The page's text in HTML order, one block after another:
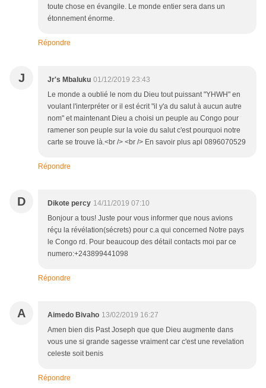
toute chose en évangile. Le monde entier sera dans un
étonnement énorme.
Répondre
J Jr's Mbaluku 01/12/2019 23:43
Le monde a oublié le nom du Dieu tout puissant "YHWH" en
voulant l'interpréter or il est écrit "il y'a du salut à aucun autre
nom" et maintenant Dieu a choisi un peuple au Congo pour
ramener son peuple sur la voie du salut c'est pourquoi notre
carte se trouve là.<br /> <br /> En savoir plus apl 0896070529
Répondre
D Dikote percy 14/11/2019 07:10
Bonjour a tous! Juste pour vous informer que nous avions
réçu la révélation(sécrets) pour c.a qui concerned Notre pays
le Congo rd. Pour beaucoup des détail contacts moi par ce
numero:+243899441098
Répondre
A Aimedo Bivaho 13/02/2019 16:27
Amen bien dis Past Joseph que que Dieu augmente dans
vous une si grande sagesse vraiment car c'est une revelation
celeste soit benis
Répondre